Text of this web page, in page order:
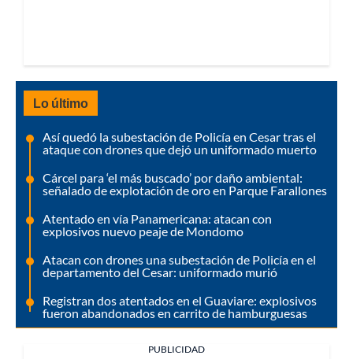
Lo último
Así quedó la subestación de Policía en Cesar tras el
ataque con drones que dejó un uniformado muerto
Cárcel para ‘el más buscado’ por daño ambiental:
señalado de explotación de oro en Parque Farallones
Atentado en vía Panamericana: atacan con
explosivos nuevo peaje de Mondomo
Atacan con drones una subestación de Policía en el
departamento del Cesar: uniformado murió
Registran dos atentados en el Guaviare: explosivos
fueron abandonados en carrito de hamburguesas
PUBLICIDAD